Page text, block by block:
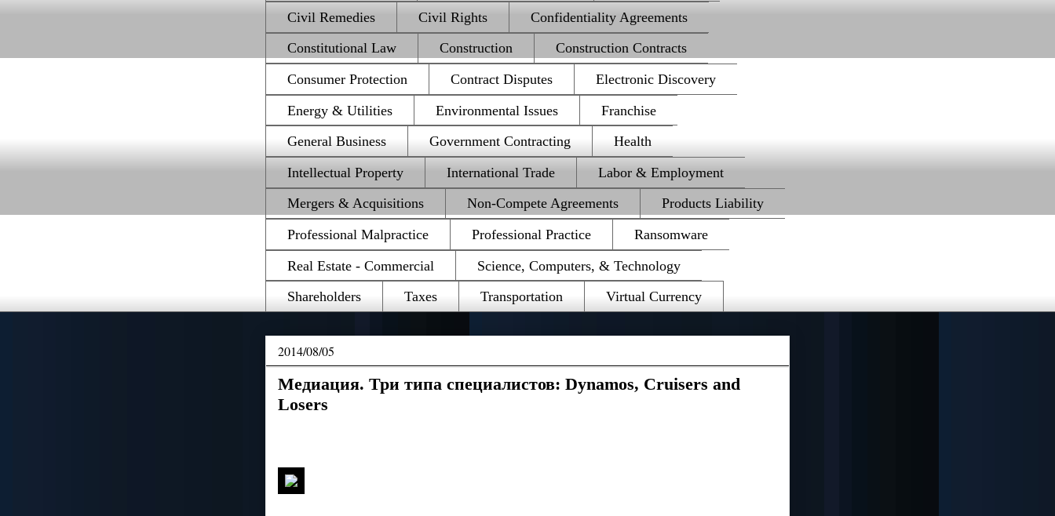
Civil Remedies
Civil Rights
Confidentiality Agreements
Constitutional Law
Construction
Construction Contracts
Consumer Protection
Contract Disputes
Electronic Discovery
Energy & Utilities
Environmental Issues
Franchise
General Business
Government Contracting
Health
Intellectual Property
International Trade
Labor & Employment
Mergers & Acquisitions
Non-Compete Agreements
Products Liability
Professional Malpractice
Professional Practice
Ransomware
Real Estate - Commercial
Science, Computers, & Technology
Shareholders
Taxes Transportation Virtual Currency
2014/08/05
Медиация. Три типа специалистов: Dynamos, Cruisers and
Losers